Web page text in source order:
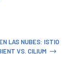
LAS NUBES: ISTIO
VS. CILIUM